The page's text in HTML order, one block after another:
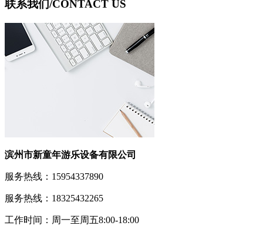
联系我们/CONTACT US
滨州市新童年游乐设备有限公司
服务热线：15954337890
服务热线：18325432265
工作时间：周一至周五8:00-18:00